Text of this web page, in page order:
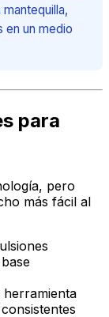
en un medio
para
pero
más fácil al
herramienta